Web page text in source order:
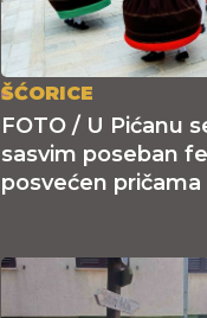
ŠĆORICE
FOTO / U Pićanu
sasvim poseban
posvećen pričama